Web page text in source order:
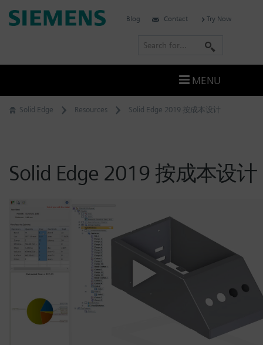
Skip
to
Solid Edge Resources Solid Edge 2019 按成本设计
Solid Edge 2019 按成本设计
Siemens
Blog Contact Try Now
r
c
MENU